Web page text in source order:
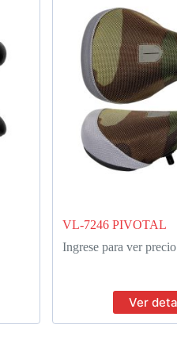
VL-7246 PIVOTAL
Ingrese para ver precio
Ver